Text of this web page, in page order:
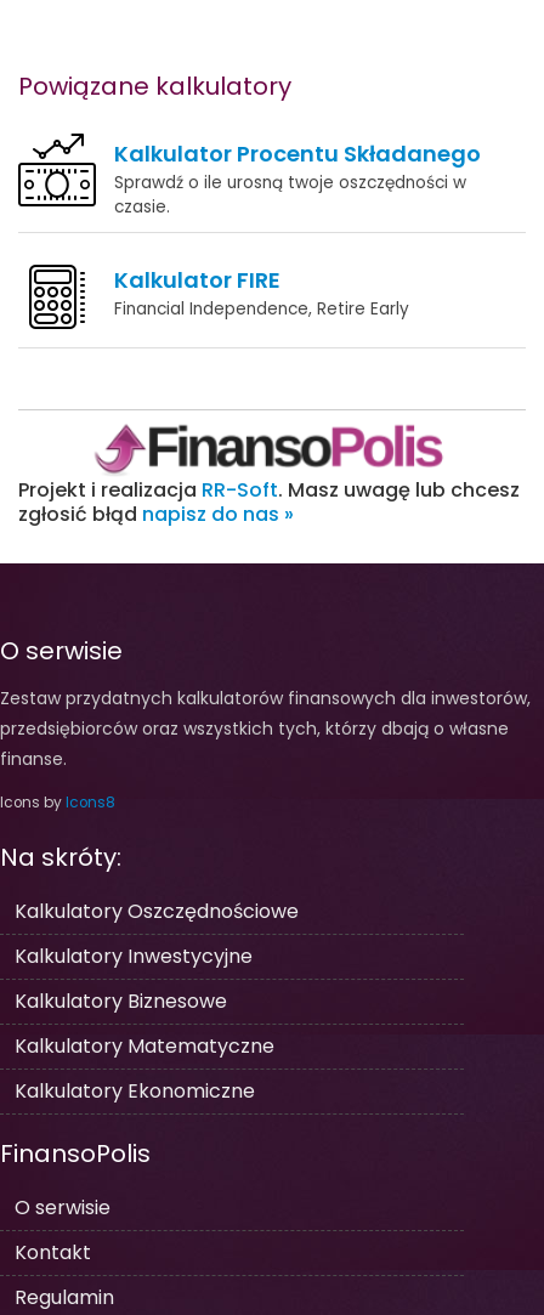
Powiązane kalkulatory
Kalkulator Procentu Składanego
Sprawdź o ile urosną twoje oszczędności w
czasie.
Kalkulator FIRE
Financial Independence, Retire Early
Projekt i realizacja RR-Soft. Masz uwagę lub chcesz
zgłosić błąd napisz do nas »
O serwisie
Zestaw przydatnych kalkulatorów finansowych dla inwestorów,
przedsiębiorców oraz wszystkich tych, którzy dbają o własne
finanse.
Icons by Icons8
Na skróty:
Kalkulatory Oszczędnościowe
Kalkulatory Inwestycyjne
Kalkulatory Biznesowe
Kalkulatory Matematyczne
Kalkulatory Ekonomiczne
FinansoPolis
O serwisie
Kontakt
Regulamin